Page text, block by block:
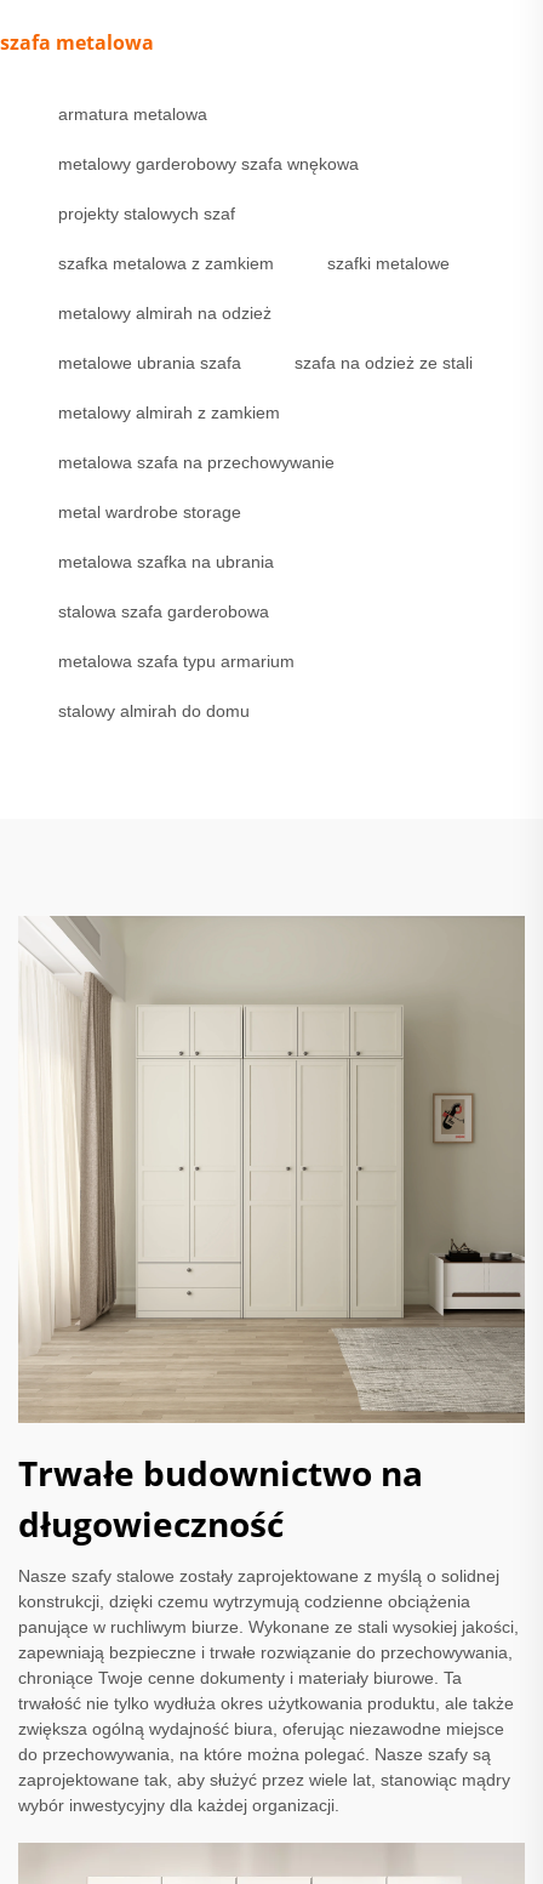
szafa metalowa
armatura metalowa
metalowy garderobowy szafa wnękowa
projekty stalowych szaf
szafka metalowa z zamkiem szafki metalowe
metalowy almirah na odzież
metalowe ubrania szafa szafa na odzież ze stali
metalowy almirah z zamkiem
metalowa szafa na przechowywanie
metal wardrobe storage
metalowa szafka na ubrania
stalowa szafa garderobowa
metalowa szafa typu armarium
stalowy almirah do domu
Trwałe budownictwo na
długowieczność
Nasze szafy stalowe zostały zaprojektowane z myślą o solidnej
konstrukcji, dzięki czemu wytrzymują codzienne obciążenia
panujące w ruchliwym biurze. Wykonane ze stali wysokiej jakości,
zapewniają bezpieczne i trwałe rozwiązanie do przechowywania,
chroniące Twoje cenne dokumenty i materiały biurowe. Ta
trwałość nie tylko wydłuża okres użytkowania produktu, ale także
zwiększa ogólną wydajność biura, oferując niezawodne miejsce
do przechowywania, na które można polegać. Nasze szafy są
zaprojektowane tak, aby służyć przez wiele lat, stanowiąc mądry
wybór inwestycyjny dla każdej organizacji.